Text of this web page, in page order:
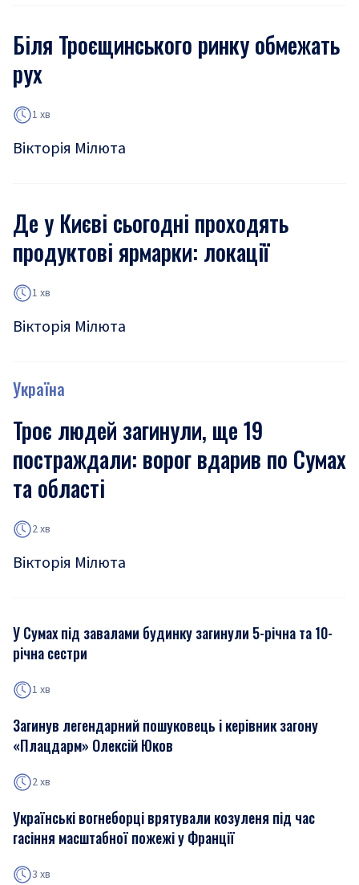
Біля Троєщинського ринку обмежать
рух
1 хв
Вікторія Мілюта
Де у Києві сьогодні проходять
продуктові ярмарки: локації
1 хв
Вікторія Мілюта
Україна
Троє людей загинули, ще 19
постраждали: ворог вдарив по Сумах
та області
2 хв
Вікторія Мілюта
У Сумах під завалами будинку загинули 5-річна та 10-
річна сестри
1 хв
Загинув легендарний пошуковець і керівник загону
«Плацдарм» Олексій Юков
2 хв
Українські вогнеборці врятували козуленя під час
гасіння масштабної пожежі у Франції
3 хв